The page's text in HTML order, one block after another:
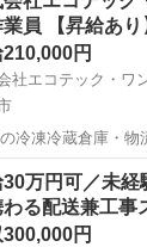
員 【昇給あり
210,000円
社エコテック・ワ
冷凍冷蔵倉庫・物
引き渡しまでの
ーム制で進めるた
てスタートできます。 具体的には...
鳶職
30万円可／未
わる配送兼工事
300,000円